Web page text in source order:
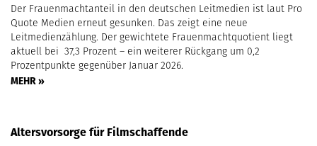
Der Frauenmachtanteil in den deutschen Leitmedien ist laut Pro
Quote Medien erneut gesunken. Das zeigt eine neue
Leitmedienzählung. Der gewichtete Frauenmachtquotient liegt
aktuell bei 37,3 Prozent – ein weiterer Rückgang um 0,2
Prozentpunkte gegenüber Januar 2026.
MEHR »
Altersvorsorge für Filmschaffende